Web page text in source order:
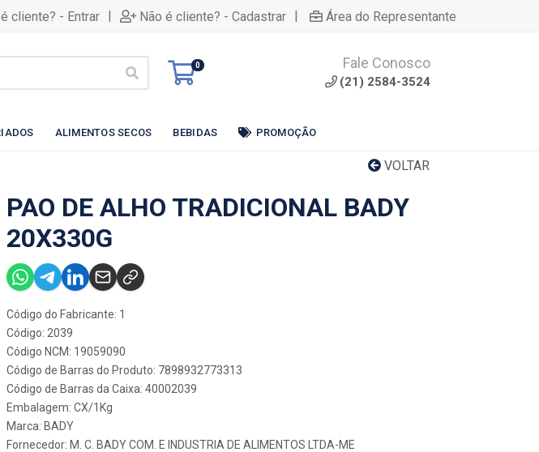
cliente? - Entrar | Não é cliente? - Cadastrar | Área do Representante
0 Fale Conosco
(21) 2584-3524
ALIMENTOS SECOS BEBIDAS PROMOÇÃO
VOLTAR
PAO DE ALHO TRADICIONAL BADY
20X330G
Código do Fabricante: 1
Código: 2039
Código NCM: 19059090
Código de Barras do Produto: 7898932773313
Código de Barras da Caixa: 40002039
Embalagem: CX/1Kg
Marca: BADY
Fornecedor: M. C. BADY COM. E INDUSTRIA DE ALIMENTOS LTDA-ME